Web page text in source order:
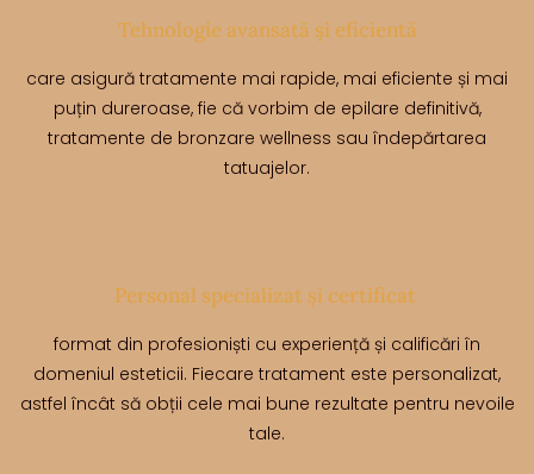
Tehnologie avansată și eficientă
care asigură tratamente mai rapide, mai eficiente și mai
puțin dureroase, fie că vorbim de epilare definitivă,
tratamente de bronzare wellness sau îndepărtarea
tatuajelor.
Personal specializat și certificat
format din profesioniști cu experiență și calificări în
domeniul esteticii. Fiecare tratament este personalizat,
astfel încât să obții cele mai bune rezultate pentru nevoile
tale.